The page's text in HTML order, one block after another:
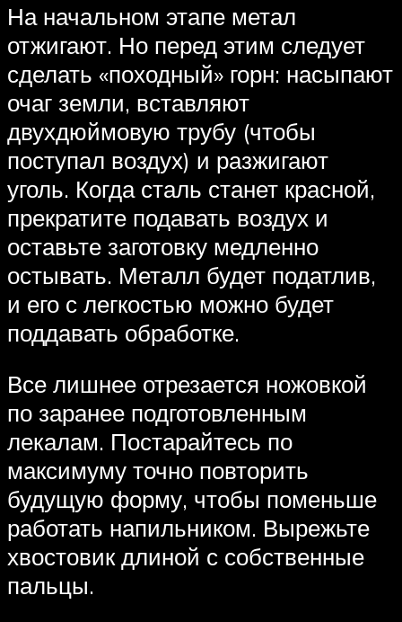
На начальном этапе метал
отжигают. Но перед этим следует
сделать «походный» горн: насыпают
очаг земли, вставляют
двухдюймовую трубу (чтобы
поступал воздух) и разжигают
уголь. Когда сталь станет красной,
прекратите подавать воздух и
оставьте заготовку медленно
остывать. Металл будет податлив,
и его с легкостью можно будет
поддавать обработке.
Все лишнее отрезается ножовкой
по заранее подготовленным
лекалам. Постарайтесь по
максимуму точно повторить
будущую форму, чтобы поменьше
работать напильником. Вырежьте
хвостовик длиной с собственные
пальцы.